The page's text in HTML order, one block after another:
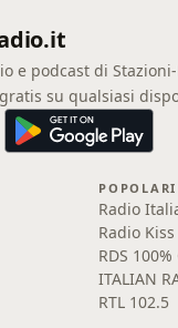
e podcast di
su qualsiasi
POPOLARI
Radio
Radio
RDS
ITALIAN
RTL 102.5